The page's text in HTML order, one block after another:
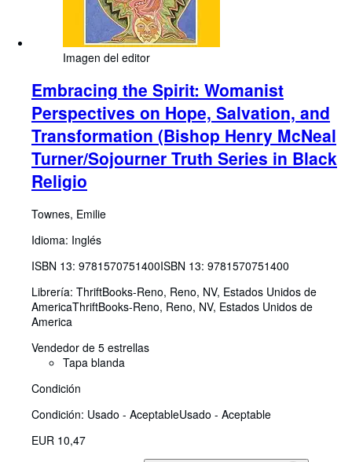
Imagen del editor
Embracing the Spirit: Womanist
Perspectives on Hope, Salvation, and
Transformation (Bishop Henry McNeal
Turner/Sojourner Truth Series in Black
Religio
Townes, Emilie
Idioma: Inglés
ISBN 13: 9781570751400ISBN 13: 9781570751400
Librería: ThriftBooks-Reno, Reno, NV, Estados Unidos de
AmericaThriftBooks-Reno, Reno, NV, Estados Unidos de
America
Vendedor de 5 estrellas
Tapa blanda
Condición
Condición: Usado - AceptableUsado - Aceptable
EUR 10,47